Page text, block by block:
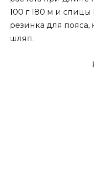
100 г 180 м и
резинка для пояса,
шляп.